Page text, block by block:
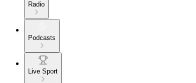
Radio
Podcasts
Live Sport